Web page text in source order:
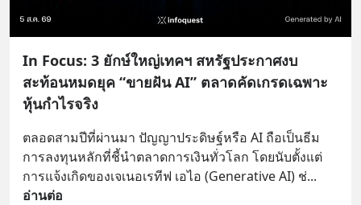
In Focus: 3 ยักษ์ใหญ่เทคฯ สหรัฐประกาศงบ
สะท้อนหมดยุค “ขายฝัน AI” ตลาดคัดเกรดเฉพาะ
หุ้นกำไรจริง
ตลอดสามปีที่ผ่านมา ปัญญาประดิษฐ์หรือ AI ถือเป็นธีม
การลงทุนหลักที่ชี้นำตลาดการเงินทั่วโลก โดยนับตั้งแต่
การแจ้งเกิดของเจเนอเรทีฟ เอไอ (Generative AI) ช่
อ่านต่อ